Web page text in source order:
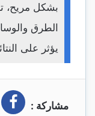
بشكل مريح،
الطرق
يؤثر على
مشاركة :